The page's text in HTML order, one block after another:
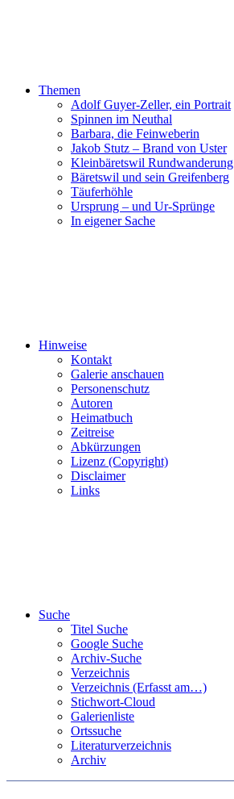
Themen
Adolf Guyer-Zeller, ein Portrait
Spinnen im Neuthal
Barbara, die Feinweberin
Jakob Stutz – Brand von Uster
Kleinbäretswil Rundwanderung
Bäretswil und sein Greifenberg
Täuferhöhle
Ursprung – und Ur-Sprünge
In eigener Sache
Hinweise
Kontakt
Galerie anschauen
Personenschutz
Autoren
Heimatbuch
Zeitreise
Abkürzungen
Lizenz (Copyright)
Disclaimer
Links
Suche
Titel Suche
Google Suche
Archiv-Suche
Verzeichnis
Verzeichnis (Erfasst am…)
Stichwort-Cloud
Galerienliste
Ortssuche
Literaturverzeichnis
Archiv